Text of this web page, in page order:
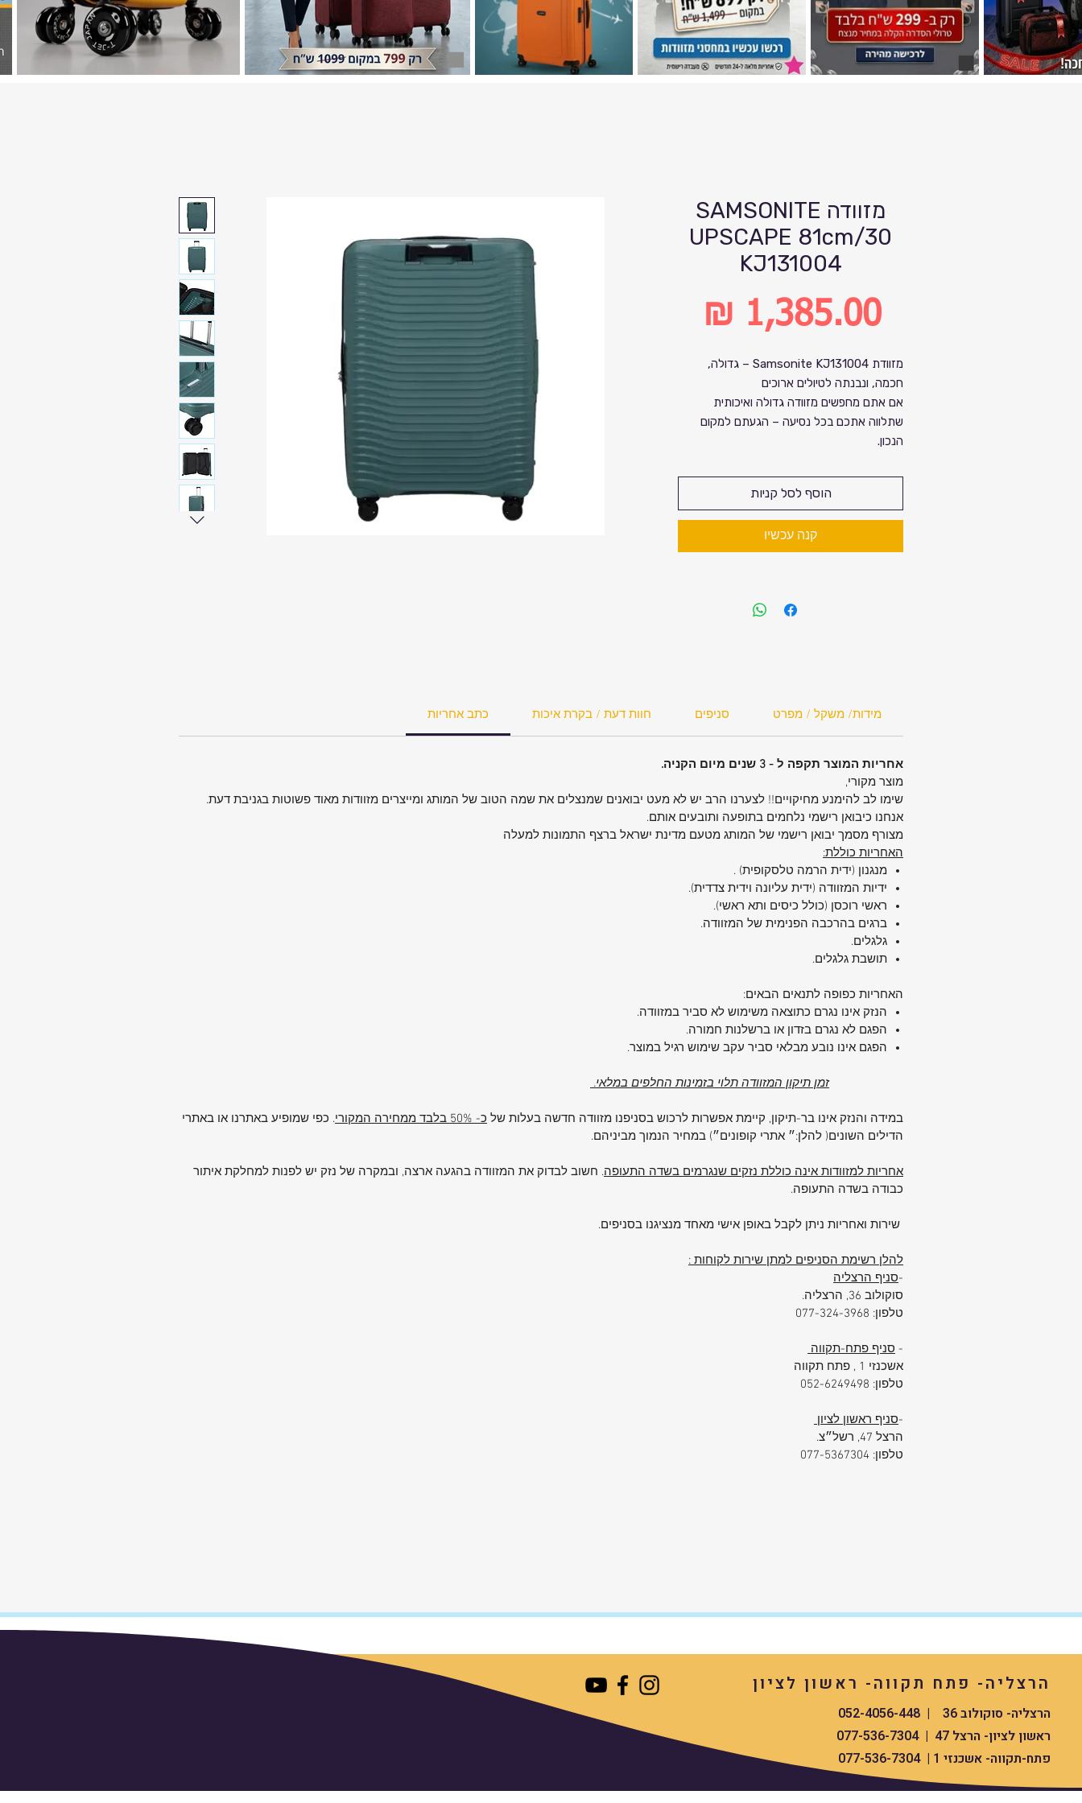
מזוודה SAMSONITE
UPSCAPE 81cm/30
KJ131004
מחיר
מזוודת Samsonite KJ131004 – גדולה,
חכמה, ונבנתה לטיולים ארוכים
אם אתם מחפשים מזוודה גדולה ואיכותית
שתלווה אתכם בכל נסיעה – הגעתם למקום
הנכון.
את השילוב המנצח שלנפח מרשים,גלגלים
חומר עמיד במיוחד, ויכולת
חכמה– כדי שתוכלו לארוז הכל ולנסוע בראש
מפרט טכני מלא 📦
חומר:פוליפרופילן איכותי ודוחה מים
ידיות נשיאה: עליונה וצידית
נעילה: מנעול קומבינציה + TSA מקובע
תאים פנימיים:תא רוכסן + רצועות אלסטיות
תא חיצוני:
אחריות:5 שנים (אחריות בינלאומית)
עיצוב נוח – חוויית נסיעה אחרת
המזוודה כוללתידיות אחיזה משני הצדדים
שמאפשרות הרמה נוחה מכל כיוון.
העיצוב הארגונומינועד להקל עליכם בתפעול
– מהעמסה על הרכב ועד לשינוע בשדות תעופה.
ניידות חלקה ושקטה
קליל, חלק ושקט.
הגלגלים סובבים 360° ומגיבים היטב גם
במסדרונות צפופים או משטחים קשים.
מנגנון נעילה עם קומבינציה ומנעול TSA יעניק
פנים המזוודה כוללתא רוכסן לשמירה על
חולצות מקופלותורצועות פנימיות לחיזוק
למה לבחור ב-Samsonite?
מותג Samsonite מוביל את שוק המזוודות
ומחויבות לאיכות.
דגם KJ131004 מביא את כל היתרונות למזוודה
אחת –חוזק, נפח, ונוחות אמיתית
סיכום:
אם אתם זקוקים למזוודה גדולה שתדע לעמוד
נסיעת עבודה ארוכה –
Samsonite KJ131004
הנכונה:
✅ מבנה עמיד
✅ קלות תפעול
✅ אחריות בינלאומית ל-5 שנים
הוסף לסל קניות
קנה עכשיו
כתב אחריות חוות דעת / בקרת איכות סניפים מידות/ משקל / מפרט
אחריות המוצר תקפה ל - 3 שנים מיום הקניה.
מוצר מקורי,
שימו לב להימנע מחיקויים!! לצערנו הרב יש לא מעט יבואנים שמנצלים את שמה הטוב של המותג ומייצרים מזוודות מאוד פשוטות בגניבת דעת.
אנחנו כיבואן רישמי נלחמים בתופעה ותובעים אותם.
מצורף מסמך יבואן רישמי של המותג מטעם מדינת ישראל ברצף התמונות למעלה
האחריות כוללת:
מנגנון (ידית הרמה טלסקופית) .
ידיות המזוודה (ידית עליונה וידית צדדית).
ראשי רוכסן (כולל כיסים ותא ראשי).
ברגים בהרכבה הפנימית של המזוודה.
גלגלים.
תושבת גלגלים.
האחריות כפופה לתנאים הבאים:
הנזק אינו נגרם כתוצאה משימוש לא סביר במזוודה.
הפגם לא נגרם בזדון או ברשלנות חמורה.
הפגם אינו נובע מבלאי סביר עקב שימוש רגיל במוצר.
זמן תיקון המזוודה תלוי בזמינות החלפים במלאי.
במידה והנזק אינו בר-תיקון, קיימת אפשרות לרכוש בסניפנו מזוודה חדשה בעלות של כ- 50% בלבד ממחירה המקורי
. כפי שמופיע באתרנו או באתרי
הדילים השונים( להלן:״ אתרי קופונים״) במחיר הנמוך מביניהם.
אחריות למזוודות אינה כוללת נזקים שנגרמים בשדה התעופה. חשוב לבדוק את המזוודה בהגעה ארצה, ובמקרה של נזק יש לפנות למחלקת איתור
כבודה בשדה התעופה.
שירות ואחריות ניתן לקבל באופן אישי מאחד מנציגנו בסניפים.
להלן רשימת הסניפים למתן שירות לקוחות :
-סניף הרצליה
סוקולוב 36, הרצליה.
טלפון: 077-324-3968
- סניף פתח-תקווה
אשכנזי 1 , פתח תקווה
טלפון: 052-6249498
-סניף ראשון לציון
הרצל 47, רשל״צ.
טלפון: 077-5367304
הרצליה- פתח תקווה- ראשון לציון
הרצליה- סוקולוב 36 | 052-4056-448
ראשון לציון- הרצל 47 | 077-536-7304
פתח-תקווה- אשכנזי 1 | 077-536-7304